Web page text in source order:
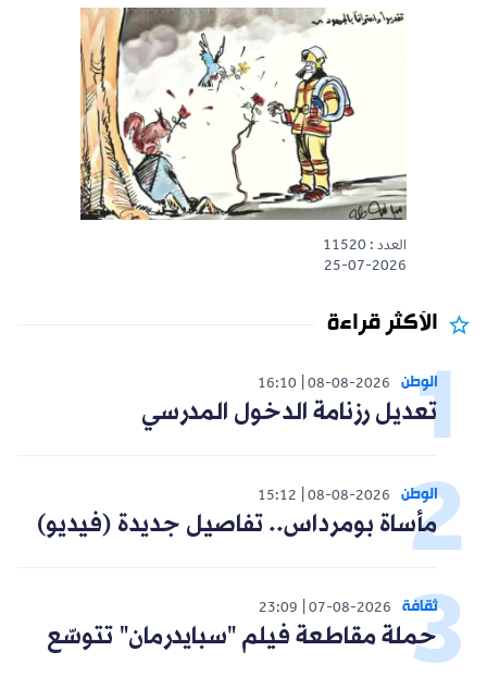
العدد : 11520
25-07-2026
الأكثر قراءة
الوطن 08-08-2026
16:10
تعديل رزنامة الدخول المدرسي
الوطن 08-08-2026
15:12
مأساة بومرداس.. تفاصيل جديدة (فيديو)
ثقافة 07-08-2026
23:09
حملة مقاطعة فيلم "سبايدرمان" تتوسّع